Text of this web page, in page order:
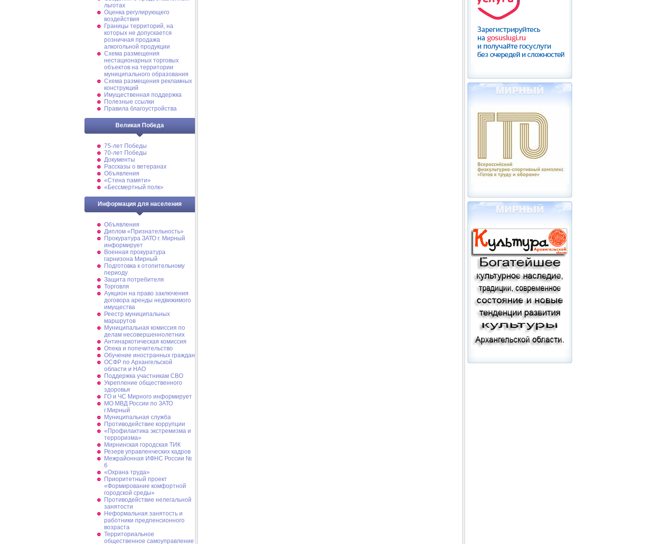
льготах
Оценка регулирующего
воздействия
Границы территорий, на
которых не допускается
розничная продажа
алкогольной продукции
Схема размещения
нестационарных торговых
объектов на территории
муниципального образования
Схема размещения рекламных
конструкций
Имущественная поддержка
Полезные ссылки
Правила благоустройства
Великая Победа
75-лет Победы
70-лет Победы
Документы
Рассказы о ветеранах
Объявления
«Стена памяти»
«Бессмертный полк»
Информация для населения
Объявления
Диплом «Признательность»
Прокуратура ЗАТО г. Мирный
информирует
Военная прокуратура
гарнизона Мирный
Подготовка к отопительному
периоду
Защита потребителя
Торговля
Аукцион на право заключения
договора аренды недвижимого
имущества
Реестр муниципальных
маршрутов
Муниципальная комиссия по
делам несовершеннолетних
Антинаркотическая комиссия
Опека и попечительство
Обучение иностранных граждан
ОСФР по Архангельской
области и НАО
Поддержка участникам СВО
Укрепление общественного
здоровья
ГО и ЧС Мирного информирует
МО МВД России по ЗАТО
г.Мирный
Муниципальная cлужба
Противодействие коррупции
«Профилактика экстремизма и
терроризма»
Мирнинская городская ТИК
Резерв управленческих кадров
Межрайонная ИФНС России №
6
«Охрана труда»
Приоритетный проект
«Формирование комфортной
городской среды»
Противодействие нелегальной
занятости
Неформальная занятость и
работники предпенсионного
возраста
Территориальное
общественное самоуправление